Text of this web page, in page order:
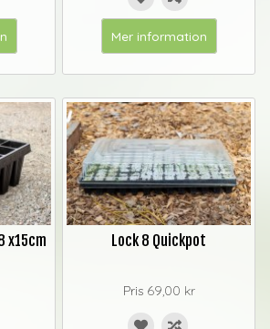
Mer information
x15cm Lock 8 Quickpot
Pris 69,00 kr